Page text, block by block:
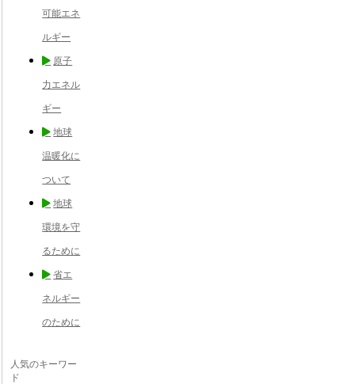
可能エネ
ルギー
原子
力エネル
ギー
地球
温暖化に
ついて
地球
環境を守
るために
省エ
ネルギー
のために
人気のキーワー
ド